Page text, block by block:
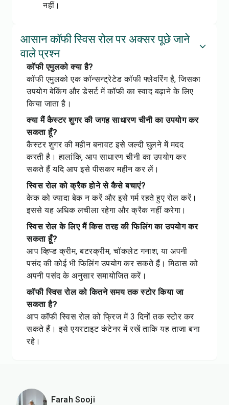
नहीं।
आसान कॉफी स्विस रोल पर अक्सर पूछे जाने
वाले प्रश्न
कॉफी एमुलको क्या है?
कॉफी एमुलको एक कॉन्सन्ट्रेटेड कॉफी फ्लेवरिंग है, जिसका
उपयोग बेकिंग और डेसर्ट में कॉफी का स्वाद बढ़ाने के लिए
किया जाता है।
क्या मैं कैस्टर शुगर की जगह साधारण चीनी का उपयोग कर
सकता हूँ?
कैस्टर शुगर की महीन बनावट इसे जल्दी घुलने में मदद
करती है। हालांकि, आप साधारण चीनी का उपयोग कर
सकते हैं यदि आप इसे पीसकर महीन कर लें।
स्विस रोल को क्रैक होने से कैसे बचाएं?
केक को ज्यादा बेक न करें और इसे गर्म रहते हुए रोल करें।
इससे यह अधिक लचीला रहेगा और क्रैक नहीं करेगा।
स्विस रोल के लिए मैं किस तरह की फिलिंग का उपयोग कर
सकता हूँ?
आप व्हिप्ड क्रीम, बटरक्रीम, चॉकलेट गनाश, या अपनी
पसंद की कोई भी फिलिंग उपयोग कर सकते हैं। मिठास को
अपनी पसंद के अनुसार समायोजित करें।
कॉफी स्विस रोल को कितने समय तक स्टोर किया जा
सकता है?
आप कॉफी स्विस रोल को फ्रिज में 3 दिनों तक स्टोर कर
सकते हैं। इसे एयरटाइट कंटेनर में रखें ताकि यह ताजा बना
रहे।
Farah Sooji